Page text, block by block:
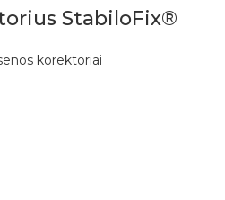
StabiloFix®
korektoriai